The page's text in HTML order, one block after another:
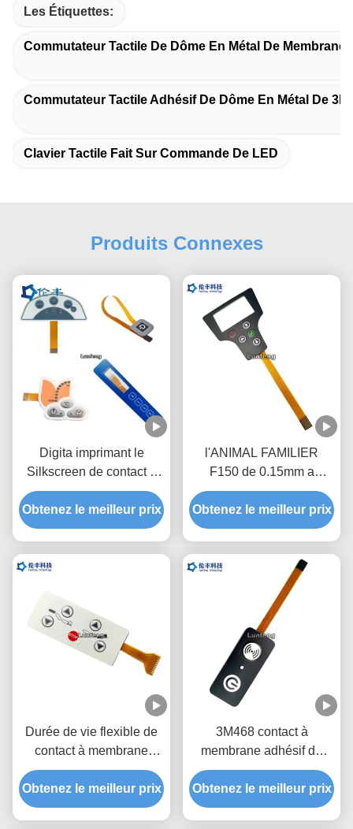
Les Étiquettes:
Commutateur Tactile De Dôme En Métal De Membrane
Commutateur Tactile Adhésif De Dôme En Métal De 3M
Clavier Tactile Fait Sur Commande De LED
Produits Connexes
Digita imprimant le
Silkscreen de contact à
membrane de FPC
imprimant le commutateur
de clavier numérique
Obtenez le meilleur prix
l'ANIMAL FAMILIER
F150 de 0.15mm a
adapté le contact à
membrane aux besoins
du client de FPC avec
Obtenez le meilleur prix
Durée de vie flexible de
contact à membrane
d'ANIMAL FAMILIER de
la lumière FPC de la
carte PCB LED longue
Obtenez le meilleur prix
3M468 contact à
membrane adhésif de
l'arrière FPC LED bon
scellant le lancement de
1.0mm
Obtenez le meilleur prix